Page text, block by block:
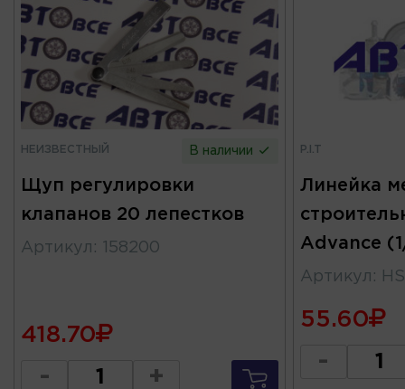
НЕИЗВЕСТНЫЙ В наличии
Щуп регулировки
клапанов 20 лепестков
Артикул : 158200
418.70
- +
P.I.T
Линейка
Advance
Артикул :
55.60
-